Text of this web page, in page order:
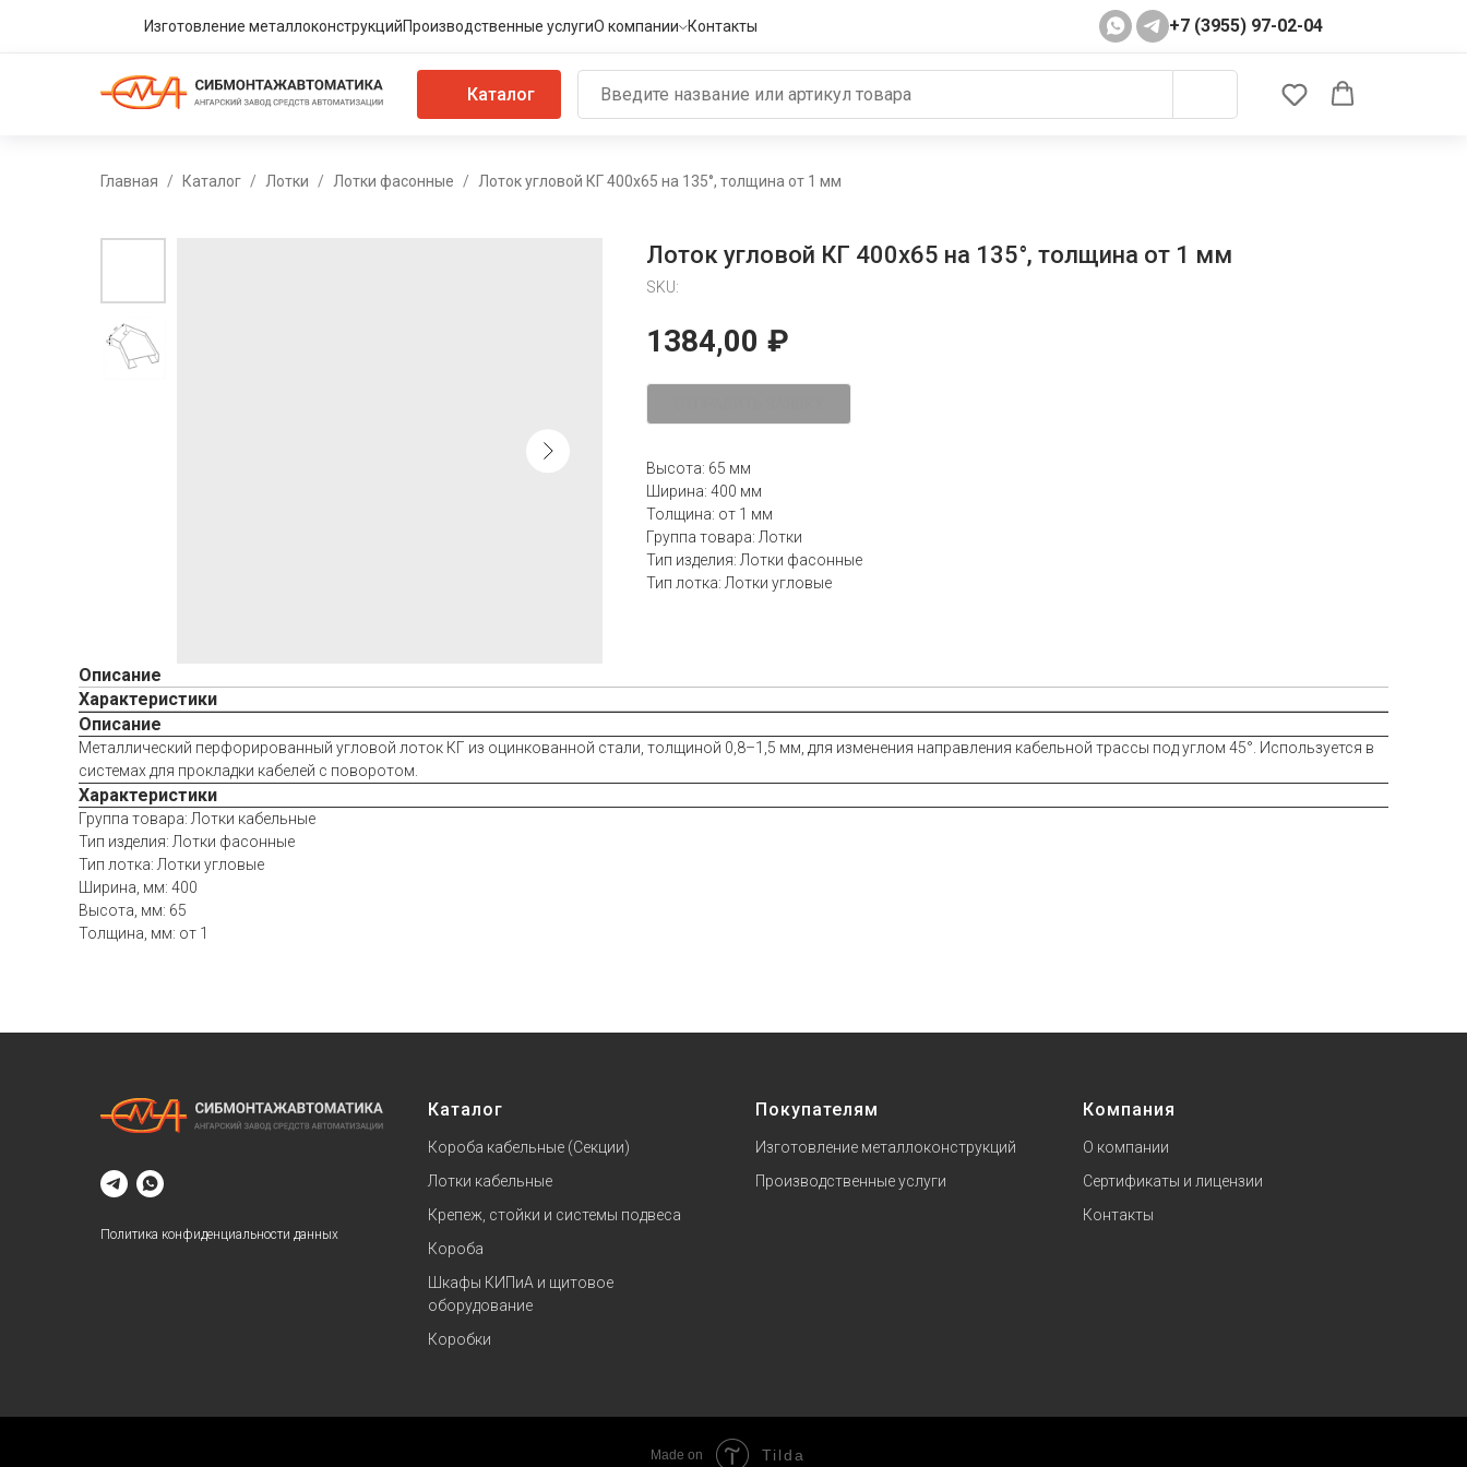
Изготовление металлоконструкцийПроизводственные услугиО компании Контакты +7 (3955) 97-02-04
Каталог
Главная Каталог Лотки Лотки фасонные Лоток угловой КГ 400х65 на 135°, толщина от 1 мм
Лоток угловой КГ 400х65 на 135°, толщина от 1 мм
SKU:
1384,00 ₽
Высота: 65 мм
Ширина: 400 мм
Толщина: от 1 мм
Группа товара: Лотки
Тип изделия: Лотки фасонные
Тип лотка: Лотки угловые
Описание
Характеристики
Описание
Металлический перфорированный угловой лоток КГ из оцинкованной стали, толщиной 0,8–1,5 мм, для изменения направления кабельной трассы под углом 45°. Используется в
системах для прокладки кабелей с поворотом.
Характеристики
Группа товара: Лотки кабельные
Тип изделия: Лотки фасонные
Тип лотка: Лотки угловые
Ширина, мм: 400
Высота, мм: 65
Толщина, мм: от 1
Политика конфиденциальности данных
Каталог
Короба кабельные (Секции)
Лотки кабельные
Крепеж, стойки и системы подвеса
Короба
Шкафы КИПиА и щитовое
оборудование
Коробки
Покупателям
Изготовление металлоконструкций
Производственные услуги
Компания
О компании
Сертификаты и лицензии
Контакты
Made on Tilda